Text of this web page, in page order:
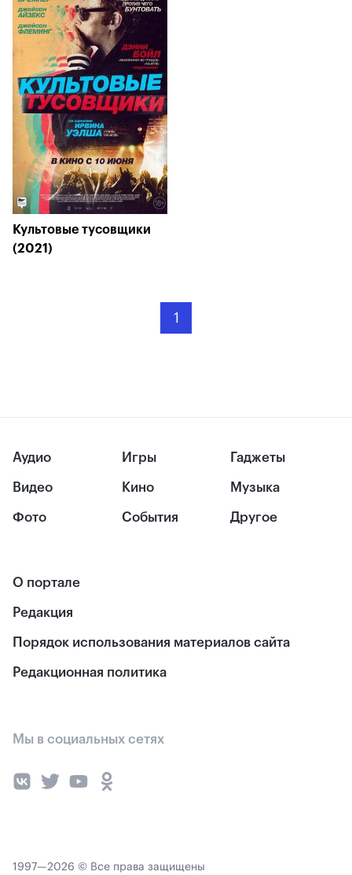
Культовые тусовщики
(2021)
1
Аудио
Видео
Фото
Игры
Кино
События
Гаджеты
Музыка
Другое
О портале
Редакция
Порядок использования материалов сайта
Редакционная политика
Мы в социальных сетях
1997—2026 © Все права защищены